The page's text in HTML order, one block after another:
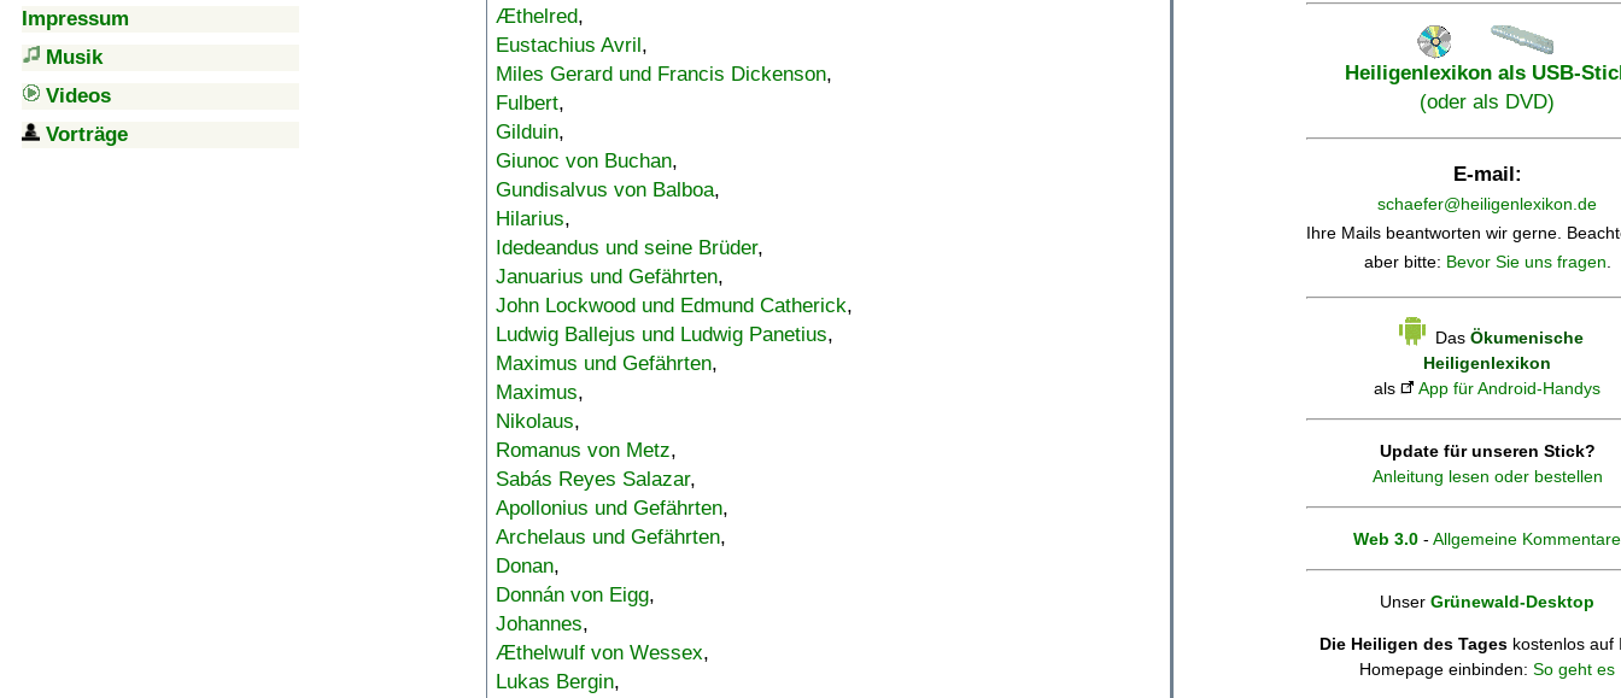
Impressum
Musik
Videos
Vorträge
Æthelred,
Eustachius Avril,
Miles Gerard und Francis Dickenson,
Fulbert,
Gilduin,
Giunoc von Buchan,
Gundisalvus von Balboa,
Hilarius,
Idedeandus und seine Brüder,
Januarius und Gefährten,
John Lockwood und Edmund Catherick,
Ludwig Ballejus und Ludwig Panetius,
Maximus und Gefährten,
Maximus,
Nikolaus,
Romanus von Metz,
Sabás Reyes Salazar,
Apollonius und Gefährten,
Archelaus und Gefährten,
Donan,
Donnán von Eigg,
Johannes,
Æthelwulf von Wessex,
Lukas Bergin,
Heiligenlexikon als USB-
(oder als DVD)
E-mail:
schaefer@heiligenlexikon.de
Ihre Mails beantworten wir gerne.
aber bitte: Bevor Sie uns fragen.
Das Ökumenische
Heiligenlexikon
als
App für Android-Handys
Update für unseren Stick?
Anleitung lesen oder bestellen
Web 3.0 - Allgemeine Kommentare
Unser Grünewald-Desktop
Die Heiligen des Tages kostenlos auf
Homepage einbinden: So geht es